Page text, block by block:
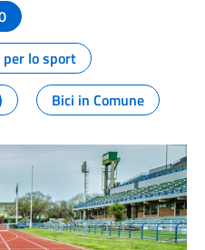
lo sport
Bici in Comune